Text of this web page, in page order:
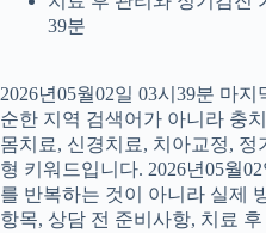
39분
2026년05월02일 03시39분 마
순한 지역 검색어가 아니라 충
몸치료, 신경치료, 치아교정,
형 키워드입니다. 2026년05월
를 반복하는 것이 아니라 실제
항목, 상담 전 준비사항, 치료